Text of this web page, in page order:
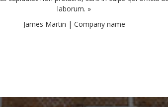
laborum. »
James Martin | Company name